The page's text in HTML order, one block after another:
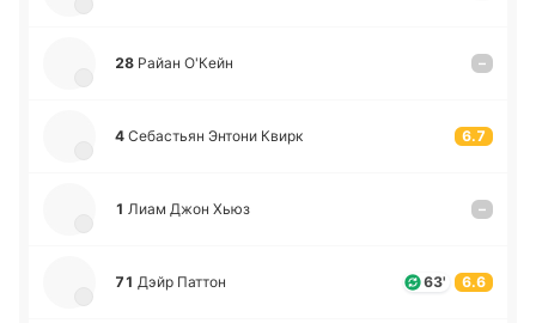
28 Райан О'Кейн –
4 Се­ба­стьян Энтони Квирк 6.7
1 Лиам Джон Хьюз –
71 Дэйр Паттон 63' 6.6